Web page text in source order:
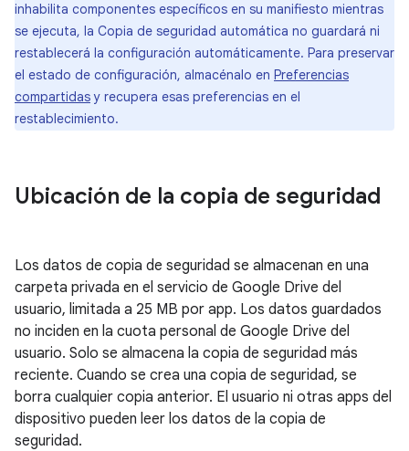
inhabilita componentes específicos en su manifiesto mientras
se ejecuta, la Copia de seguridad automática no guardará ni
restablecerá la configuración automáticamente. Para preservar
el estado de configuración, almacénalo en Preferencias
compartidasy recupera esas preferencias en el
restablecimiento.
Ubicación de la copia de seguridad
Los datos de copia de seguridad se almacenan en una
carpeta privada en el servicio de Google Drive del
usuario, limitada a 25 MB por app. Los datos guardados
no inciden en la cuota personal de Google Drive del
usuario. Solo se almacena la copia de seguridad más
reciente. Cuando se crea una copia de seguridad, se
borra cualquier copia anterior. El usuario ni otras apps del
dispositivo pueden leer los datos de la copia de
seguridad.